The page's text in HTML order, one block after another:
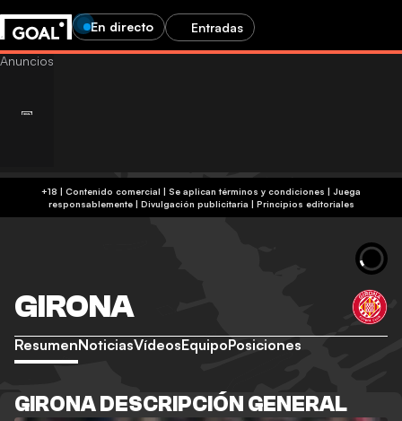
En directo Entradas
+18 | Contenido comercial | Se aplican términos y condiciones | Juega
responsablemente| Divulgación publicitaria | Principios editoriales
GIRONA
ResumenNoticiasVídeosEquipoPosiciones
GIRONA DESCRIPCIÓN GENERAL